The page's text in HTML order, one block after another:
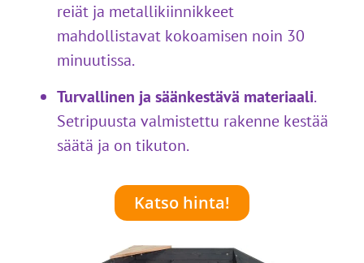
reiät ja metallikiinnikkeet
mahdollistavat kokoamisen noin 30
minuutissa.
Turvallinen ja säänkestävä materiaali.
Setripuusta valmistettu rakenne kestää
säätä ja on tikuton.
Katso hinta!